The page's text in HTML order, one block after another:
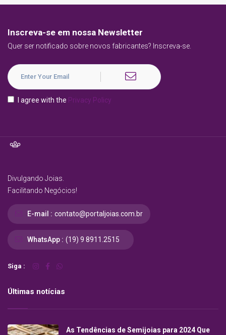
Inscreva-se em nossa Newsletter
Quer ser notificado sobre novos fabricantes? Inscreva-se.
I agree with the Privacy Policy
Divulgando Joias.
Facilitando Negócios!
E-mail : contato@portaljoias.com.br
WhatsApp : (19) 9 8911.2515
Siga :
Últimas notícias
As Tendências de Semijoias para 2024 Que